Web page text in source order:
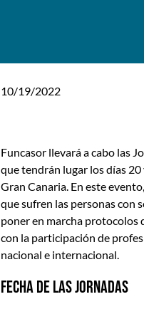
10/19/2022
Funcasor llevará a cabo las
que tendrán lugar los días
Gran Canaria. En este
que sufren las personas con
poner en marcha protocolos
con la participación de
nacional e internacional.
FECHA DE LAS JORNADAS